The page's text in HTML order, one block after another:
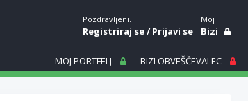
Pozdravljeni.
Registriraj se/Prijavi se
Moj
Bizi
MOJ PORTFELJ BIZI OBVEŠČEVALEC